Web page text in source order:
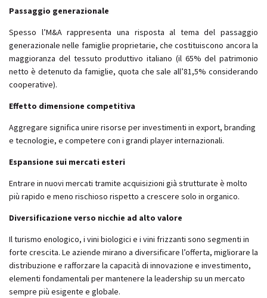
Passaggio generazionale
Spesso l’M&A rappresenta una risposta al tema del passaggio
generazionale nelle famiglie proprietarie, che costituiscono ancora la
maggioranza del tessuto produttivo italiano (il 65% del patrimonio
netto è detenuto da famiglie, quota che sale all’81,5% considerando
cooperative).
Effetto dimensione competitiva
Aggregare significa unire risorse per investimenti in export, branding
e tecnologie, e competere con i grandi player internazionali.
Espansione sui mercati esteri
Entrare in nuovi mercati tramite acquisizioni già strutturate è molto
più rapido e meno rischioso rispetto a crescere solo in organico.
Diversificazione verso nicchie ad alto valore
Il turismo enologico, i vini biologici e i vini frizzanti sono segmenti in
forte crescita. Le aziende mirano a diversificare l’offerta, migliorare la
distribuzione e rafforzare la capacità di innovazione e investimento,
elementi fondamentali per mantenere la leadership su un mercato
sempre più esigente e globale.